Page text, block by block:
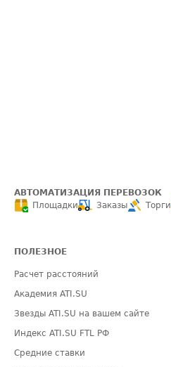
АВТОМАТИЗАЦИЯ ПЕРЕВОЗОК
Площадки
Заказы Торги
ПОЛЕЗНОЕ
Расчет расстояний
Академия ATI.SU
Звезды ATI.SU на вашем сайте
Индекс ATI.SU FTL РФ
Средние ставки